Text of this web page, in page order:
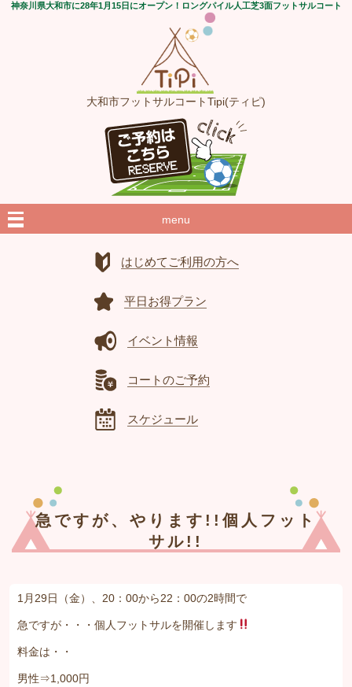
神奈川県大和市に28年1月15日にオープン！ロングパイル人工芝3面フットサルコート
大和市フットサルコートTipi(ティピ)
menu
はじめてご利用の方へ
平日お得プラン
イベント情報
コートのご予約
スケジュール
急ですが、やります!!個人フット
サル!!
1月29日（金）、20：00から22：00の2時間で
急ですが・・・個人フットサルを開催します
料金は・・
男性⇒1,000円